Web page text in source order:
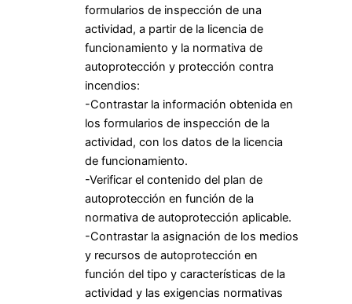
formularios de inspección de una
actividad, a partir de la licencia de
funcionamiento y la normativa de
autoprotección y protección contra
incendios:
-Contrastar la información obtenida en
los formularios de inspección de la
actividad, con los datos de la licencia
de funcionamiento.
-Verificar el contenido del plan de
autoprotección en función de la
normativa de autoprotección aplicable.
-Contrastar la asignación de los medios
y recursos de autoprotección en
función del tipo y características de la
actividad y las exigencias normativas